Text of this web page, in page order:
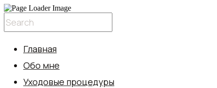
Главная
Обо мне
Уходовые процедуры